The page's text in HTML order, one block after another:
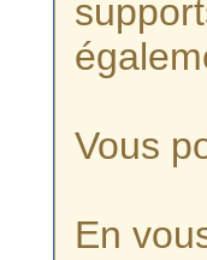
Vous
En